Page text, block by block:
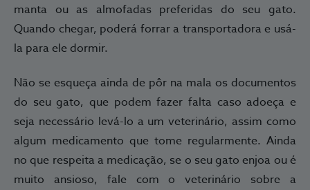
manta ou as almofadas preferidas do seu gato.
Quando chegar, poderá forrar a transportadora e usá-
la para ele dormir.
Não se esqueça ainda de pôr na mala os documentos
do seu gato, que podem fazer falta caso adoeça e
seja necessário levá-lo a um veterinário, assim como
algum medicamento que tome regularmente. Ainda
no que respeita a medicação, se o seu gato enjoa ou é
muito ansioso, fale com o veterinário sobre a